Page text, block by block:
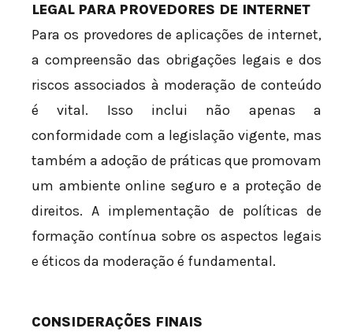
LEGAL PARA PROVEDORES DE INTERNET
Para os provedores de aplicações de internet,
a compreensão das obrigações legais e dos
riscos associados à moderação de conteúdo
é vital. Isso inclui não apenas a
conformidade com a legislação vigente, mas
também a adoção de práticas que promovam
um ambiente online seguro e a proteção de
direitos. A implementação de políticas de
formação contínua sobre os aspectos legais
e éticos da moderação é fundamental.
CONSIDERAÇÕES FINAIS